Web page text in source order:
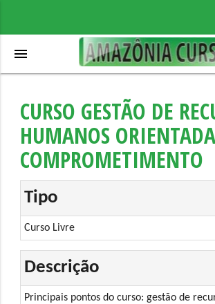
menu
CURSO GESTÃO DE
HUMANOS
COMPROMETIMENTO
Tipo
Curso Livre
Descrição
Principais pontos do curso: gestão de